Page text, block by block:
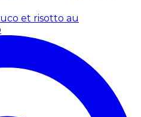
et risotto au